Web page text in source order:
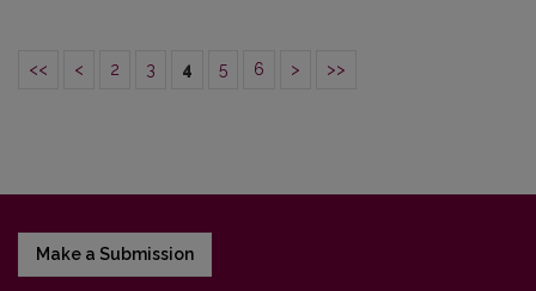
<< < 2 3 4 5 6 > >>
Make a Submission